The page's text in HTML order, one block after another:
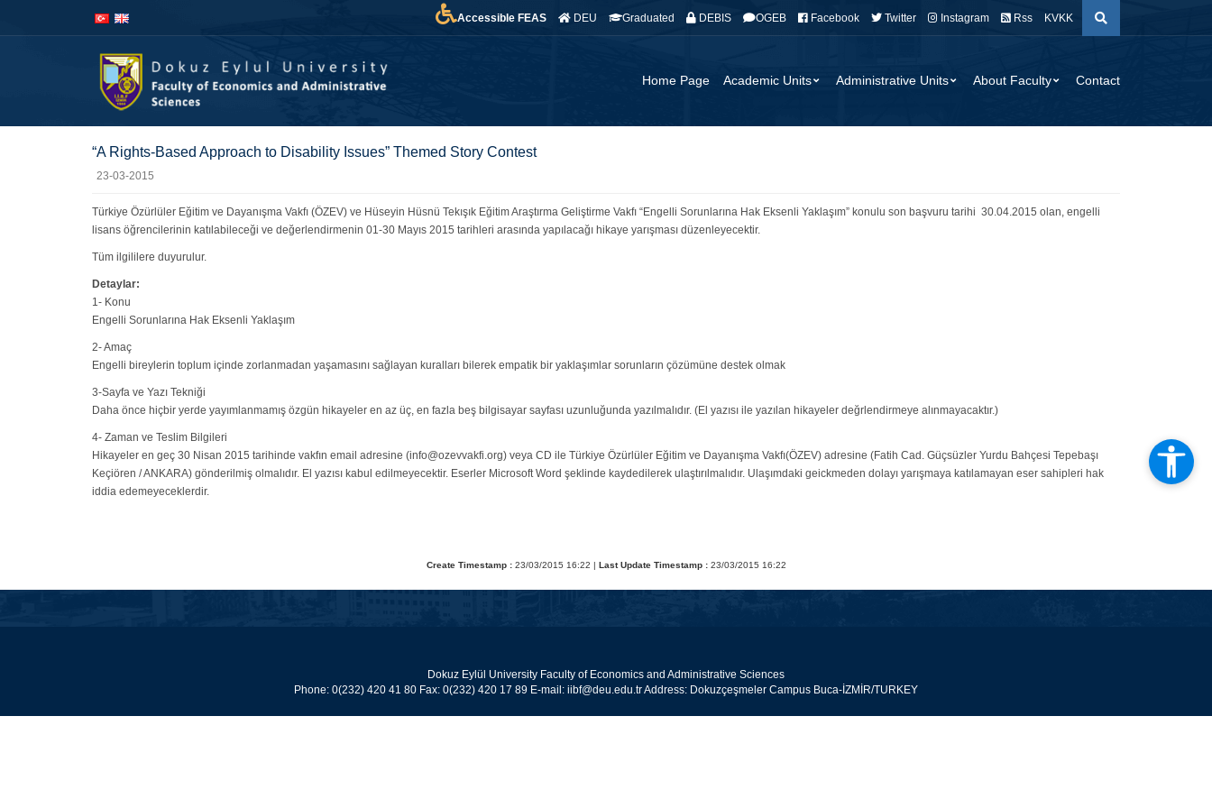
Accessible FEAS DEU Graduated DEBIS OGEB Facebook Twitter Instagram Rss KVKK
Home Page Academic Units Administrative Units About Faculty Contact
“A Rights-Based Approach to Disability Issues” Themed Story Contest
23-03-2015
Türkiye Özürlüler Eğitim ve Dayanışma Vakfı (ÖZEV) ve Hüseyin Hüsnü Tekışık Eğitim Araştırma Geliştirme Vakfı “Engelli Sorunlarına Hak Eksenli Yaklaşım” konulu son başvuru tarihi 30.04.2015 olan, engelli
lisans öğrencilerinin katılabileceği ve değerlendirmenin 01-30 Mayıs 2015 tarihleri arasında yapılacağı hikaye yarışması düzenleyecektir.
Tüm ilgililere duyurulur.
Detaylar:
1- Konu
Engelli Sorunlarına Hak Eksenli Yaklaşım
2- Amaç
Engelli bireylerin toplum içinde zorlanmadan yaşamasını sağlayan kuralları bilerek empatik bir yaklaşımlar sorunların çözümüne destek olmak
3-Sayfa ve Yazı Tekniği
Daha önce hiçbir yerde yayımlanmamış özgün hikayeler en az üç, en fazla beş bilgisayar sayfası uzunluğunda yazılmalıdır. (El yazısı ile yazılan hikayeler değrlendirmeye alınmayacaktır.)
4- Zaman ve Teslim Bilgileri
Hikayeler en geç 30 Nisan 2015 tarihinde vakfın email adresine (info@ozevvakfi.org) veya CD ile Türkiye Özürlüler Eğitim ve Dayanışma Vakfı(ÖZEV) adresine (Fatih Cad. Güçsüzler Yurdu Bahçesi Tepebaşı
Keçiören / ANKARA) gönderilmiş olmalıdır. El yazısı kabul edilmeyecektir. Eserler Microsoft Word şeklinde kaydedilerek ulaştırılmalıdır. Ulaşımdaki geickmeden dolayı yarışmaya katılamayan eser sahipleri hak
iddia edemeyeceklerdir.
Create Timestamp : 23/03/2015 16:22 | Last Update Timestamp : 23/03/2015 16:22
Dokuz Eylül University Faculty of Economics and Administrative Sciences
Phone: 0(232) 420 41 80 Fax: 0(232) 420 17 89 E-mail: iibf@deu.edu.tr Address: Dokuzçeşmeler Campus Buca-İZMİR/TURKEY